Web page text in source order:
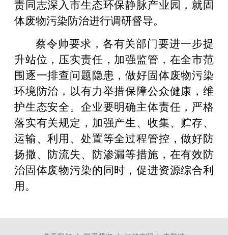
责同志深入市生态环保静脉产业园，就固
体废物污染防治进行调研督导。
蔡令帅要求，各有关部门要进一步提
升站位，压实责任，加强监管，在全市范
围逐一排查问题隐患，做好固体废物污染
环境防治，以有力举措保障公众健康，维
护生态安全。企业要明确主体责任，严格
落实有关规定，加强产生、收集、贮存、
运输、利用、处置等全过程管控，做好防
扬撒、防流失、防渗漏等措施，在有效防
治固体废物污染的同时，促进资源综合利
用。